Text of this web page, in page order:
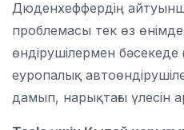
Дюденхеффердің
проблемасы тек өз
өндірушілермен
еуропалық
дамып, нарықтағы үлесін